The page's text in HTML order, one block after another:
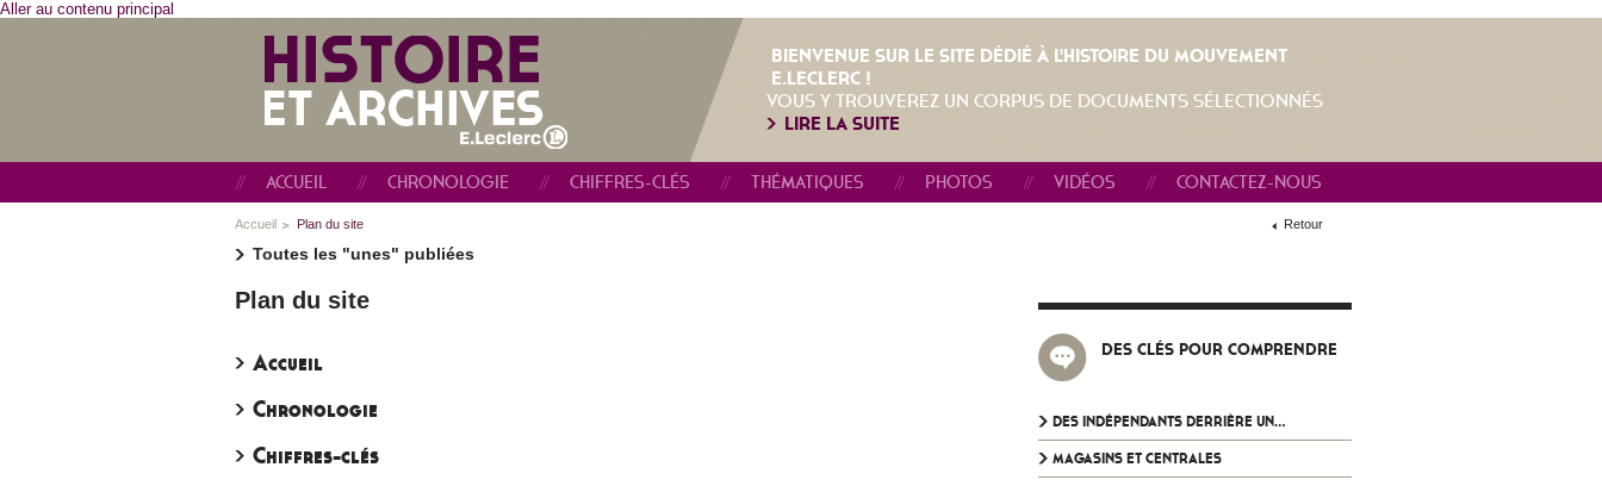
Aller au contenu principal
BIENVENUE SUR LE SITE DÉDIÉ À L'HISTOIRE DU MOUVEMENT
E.LECLERC !
VOUS Y TROUVEREZ UN CORPUS DE DOCUMENTS SÉLECTIONNÉS
LIRE LA SUITE
ACCUEIL CHRONOLOGIE CHIFFRES-CLÉS THÉMATIQUES PHOTOS VIDÉOS CONTACTEZ-NOUS
Accueil Plan du site Retour
Toutes les "unes" publiées
Plan du site
Accueil
Chronologie
Chiffres-clés
DES CLÉS POUR COMPRENDRE
DES INDÉPENDANTS DERRIÈRE UN...
MAGASINS ET CENTRALES